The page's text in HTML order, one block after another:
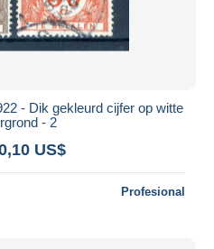
- Dik gekleurd cijfer op witte
- 2
US$
Profesional